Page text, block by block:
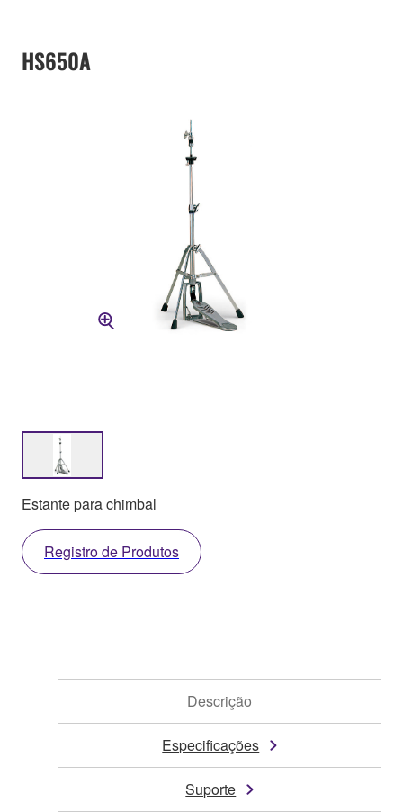
HS650A
Estante para chimbal
Registro de Produtos
Descrição
Especificações
Suporte